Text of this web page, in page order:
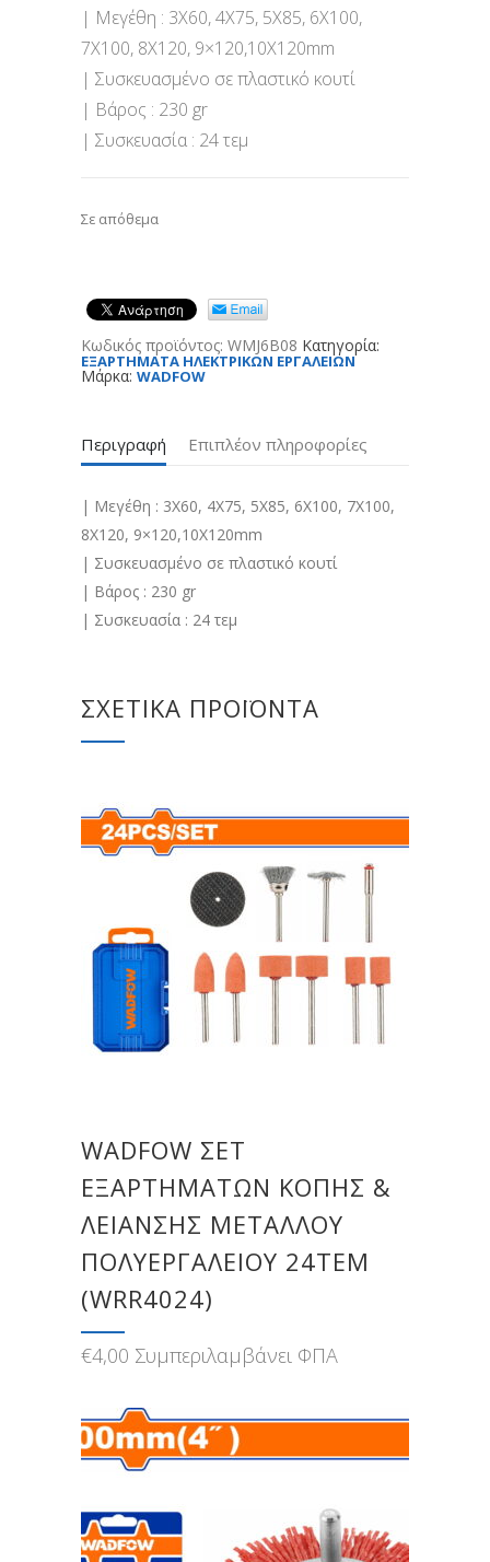
| Μεγέθη : 3X60, 4X75, 5X85, 6X100,
7X100, 8X120, 9×120,10X120mm
| Συσκευασμένο σε πλαστικό κουτί
| Βάρος : 230 gr
| Συσκευασία : 24 τεμ
Σε απόθεμα
Κωδικός προϊόντος: WMJ6B08 Κατηγορία:
ΕΞΑΡΤΗΜΑΤΑ ΗΛΕΚΤΡΙΚΩΝ ΕΡΓΑΛΕΙΩΝ
Μάρκα: WADFOW
Περιγραφή Επιπλέον πληροφορίες
| Μεγέθη : 3X60, 4X75, 5X85, 6X100, 7X100,
8X120, 9×120,10X120mm
| Συσκευασμένο σε πλαστικό κουτί
| Βάρος : 230 gr
| Συσκευασία : 24 τεμ
ΣΧΕΤΙΚΆ ΠΡΟΪΌΝΤΑ
WADFOW ΣΕΤ
ΕΞΑΡΤΗΜΑΤΩΝ ΚΟΠΗΣ &
ΛΕΙΑΝΣΗΣ ΜΕΤΑΛΛΟΥ
ΠΟΛΥΕΡΓΑΛΕΙΟΥ 24ΤΕΜ
(WRR4024)
€4,00 Συμπεριλαμβάνει ΦΠΑ